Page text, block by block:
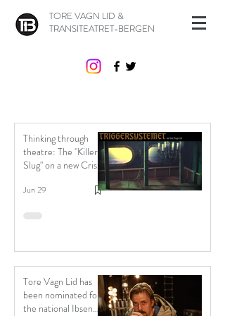
TORE VAGN LID &
TRANSITEATRET-BERGEN
Thinking through
theatre: The "Killer
Slug" on a new Crisis
Jun 29
Tore Vagn Lid has
been nominated for
the national Ibsen